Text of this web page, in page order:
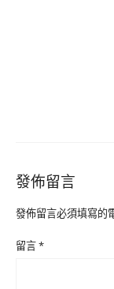
發佈留言
發佈留言必須填寫的
留言*